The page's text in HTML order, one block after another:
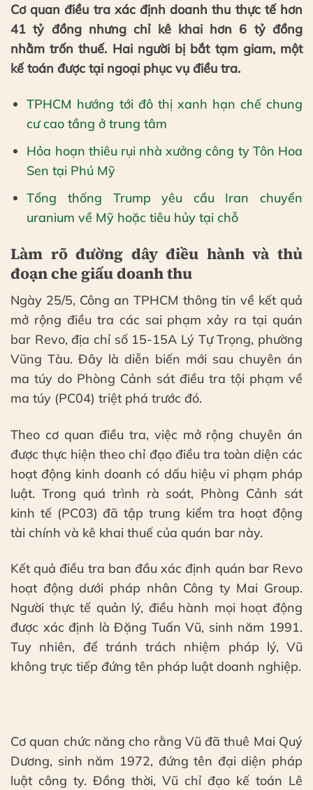
Cơ quan điều tra xác định doanh thu thực tế hơn
41 tỷ đồng nhưng chỉ kê khai hơn 6 tỷ đồng
nhằm trốn thuế. Hai người bị bắt tạm giam, một
kế toán được tại ngoại phục vụ điều tra.
TPHCM hướng tới đô thị xanh hạn chế chung
cư cao tầng ở trung tâm
Hỏa hoạn thiêu rụi nhà xưởng công ty Tôn Hoa
Sen tại Phú Mỹ
Tổng thống Trump yêu cầu Iran chuyển
uranium về Mỹ hoặc tiêu hủy tại chỗ
Làm rõ đường dây điều hành và thủ
đoạn che giấu doanh thu
Ngày 25/5, Công an TPHCM thông tin về kết quả
mở rộng điều tra các sai phạm xảy ra tại quán
bar Revo, địa chỉ số 15-15A Lý Tự Trọng, phường
Vũng Tàu. Đây là diễn biến mới sau chuyên án
ma túy do Phòng Cảnh sát điều tra tội phạm về
ma túy (PC04) triệt phá trước đó.
Theo cơ quan điều tra, việc mở rộng chuyên án
được thực hiện theo chỉ đạo điều tra toàn diện các
hoạt động kinh doanh có dấu hiệu vi phạm pháp
luật. Trong quá trình rà soát, Phòng Cảnh sát
kinh tế (PC03) đã tập trung kiểm tra hoạt động
tài chính và kê khai thuế của quán bar này.
Kết quả điều tra ban đầu xác định quán bar Revo
hoạt động dưới pháp nhân Công ty Mai Group.
Người thực tế quản lý, điều hành mọi hoạt động
được xác định là Đặng Tuấn Vũ, sinh năm 1991.
Tuy nhiên, để tránh trách nhiệm pháp lý, Vũ
không trực tiếp đứng tên pháp luật doanh nghiệp.
Cơ quan chức năng cho rằng Vũ đã thuê Mai Quý
Dương, sinh năm 1972, đứng tên đại diện pháp
luật công ty. Đồng thời, Vũ chỉ đạo kế toán Lê